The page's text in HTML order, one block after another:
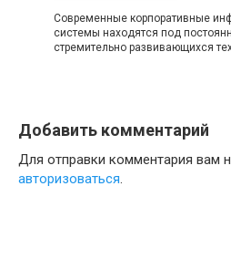
Современные корпоративные
системы находятся под
стремительно развивающихся
Добавить комментарий
Для отправки комментария вам
авторизоваться